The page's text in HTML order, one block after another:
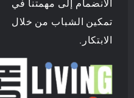
الانضمام إلى مهمتنا في
تمكين الشباب من خلال
الابتكار.